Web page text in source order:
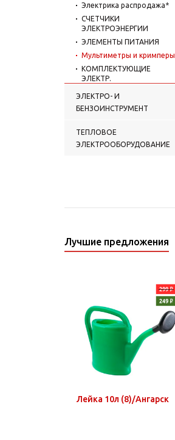
Электрика распродажа*
СЧЕТЧИКИ
ЭЛЕКТРОЭНЕРГИИ
ЭЛЕМЕНТЫ ПИТАНИЯ
Мультиметры и кримперы
КОМПЛЕКТУЮЩИЕ
ЭЛЕКТР.
ЭЛЕКТРО- И
БЕНЗОИНСТРУМЕНТ
ТЕПЛОВОЕ
ЭЛЕКТРООБОРУДОВАНИЕ
Лучшие предложения
Лейка 10л (8)/Ангарск